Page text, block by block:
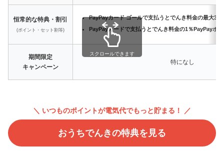
恒常的な特典・割引
(ポイント・セット割等)
PayPayカード ゴールで支払うとでんき料金の最大
PayPayカードで支払うとでんき料金の1％PayPayポ
期間限定
キャンペーン
特になし
スクロールできます
＼ いつものポイントが電気代でもっと貯まる！ ／
おうちでんきの特典を見る